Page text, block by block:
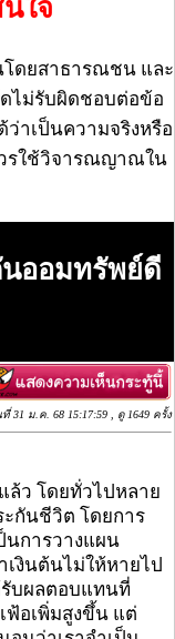
ใจ
โดยสาธารณชน และ
ไม่รับผิดชอบต่อข้อ
ว่าเป็นความจริงหรือ
รใช้วิจารณญาณใน
นออมทรัพย์ดี
31 ม.ค. 68 15:17:59 , ดู 1649 ครั้ง
ล้ว โดยทั่วไปหลาย
กันชีวิต โดยการ
นการวางแผน
เงินต้นไม่ให้หายไป
รับผลตอบแทนที่
ฟ้อเพิ่มสูงขึ้น แต่